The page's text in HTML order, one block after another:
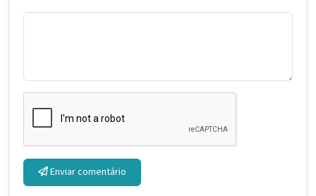
Enviar comentário